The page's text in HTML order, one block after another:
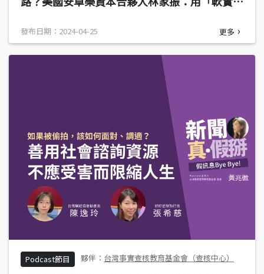
發布日期：2024-04-25 更多
Podcast節目 台灣事實查核教育基金會（查核中心）